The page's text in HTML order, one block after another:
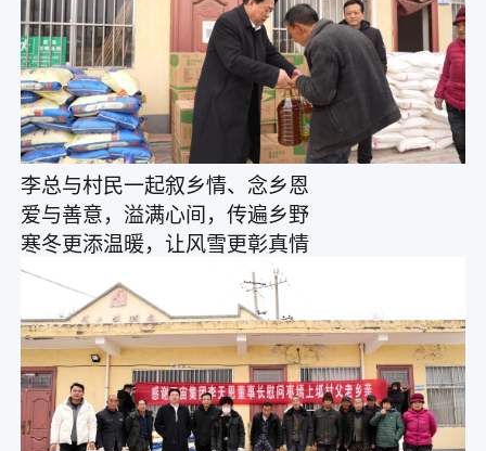
李总与村民一起叙乡情、念乡恩
爱与善意，溢满心间，传遍乡野
寒冬更添温暖，让风雪更彰真情